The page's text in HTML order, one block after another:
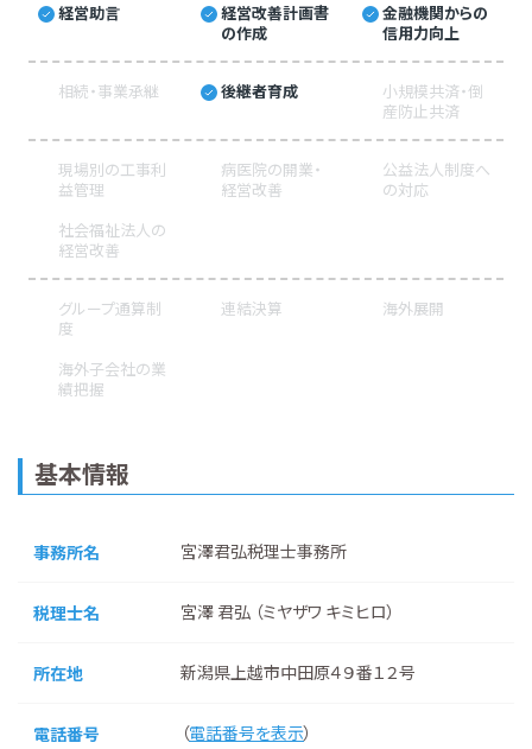
経営助言
経営改善計画書
の作成
金融機関からの
信用力向上
相続・事業承継 後継者育成
小規模共済・倒
産防止共済
現場別の工事利
益管理
病医院の開業・
経営改善
公益法人制度へ
の対応
社会福祉法人の
経営改善
グループ通算制
度
連結決算 海外展開
海外子会社の業
績把握
基本情報
事務所名 宮澤君弘税理士事務所
税理士名 宮澤 君弘 （ミヤザワ キミヒロ）
所在地 新潟県上越市中田原４９番１２号
電話番号 （電話番号を表示）